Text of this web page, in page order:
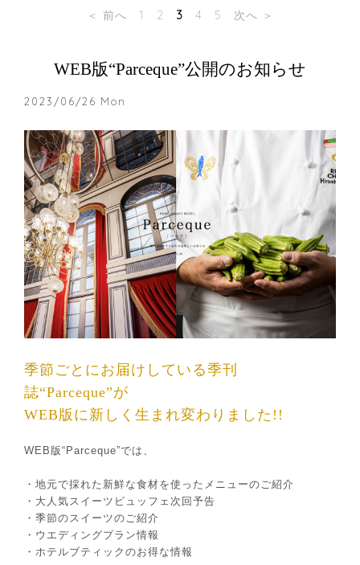
＜ 前へ 1 2 3 4 5 次へ ＞
WEB版“Parceque”公開のお知らせ
2023/06/26 Mon
季節ごとにお届けしている季刊
誌“Parceque”が
WEB版に新しく生まれ変わりました!!
WEB版“Parceque”では、
・地元で採れた新鮮な食材を使ったメニューのご紹介
・大人気スイーツビュッフェ次回予告
・季節のスイーツのご紹介
・ウエディングプラン情報
・ホテルブティックのお得な情報